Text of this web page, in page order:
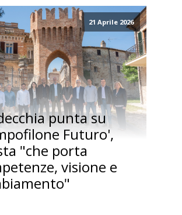
21 Aprile 2026
punta su
Futuro',
"che porta
visione e